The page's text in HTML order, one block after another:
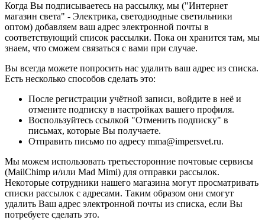
Когда Вы подписываетесь на рассылку, мы ("Интернет
магазин света" - Электрика, светодиодные светильники
оптом) добавляем ваш адрес электронной почты в
соответствующий список рассылки. Пока он хранится там, мы
знаем, что сможем связаться с вами при случае.
Вы всегда можете попросить нас удалить ваш адрес из списка.
Есть несколько способов сделать это:
После регистрации учётной записи, войдите в неё и
отмените подписку в настройках вашего профиля.
Воспользуйтесь ссылкой "Отменить подписку" в
письмах, которые Вы получаете.
Отправить письмо по адресу mma@impersvet.ru.
Мы можем использовать третьесторонние почтовые сервисы
(MailChimp и/или Mad Mimi) для отправки рассылок.
Некоторые сотрудники нашего магазина могут просматривать
списки рассылок с адресами. Таким образом они смогут
удалить Ваш адрес электронной почты из списка, если Вы
потребуете сделать это.